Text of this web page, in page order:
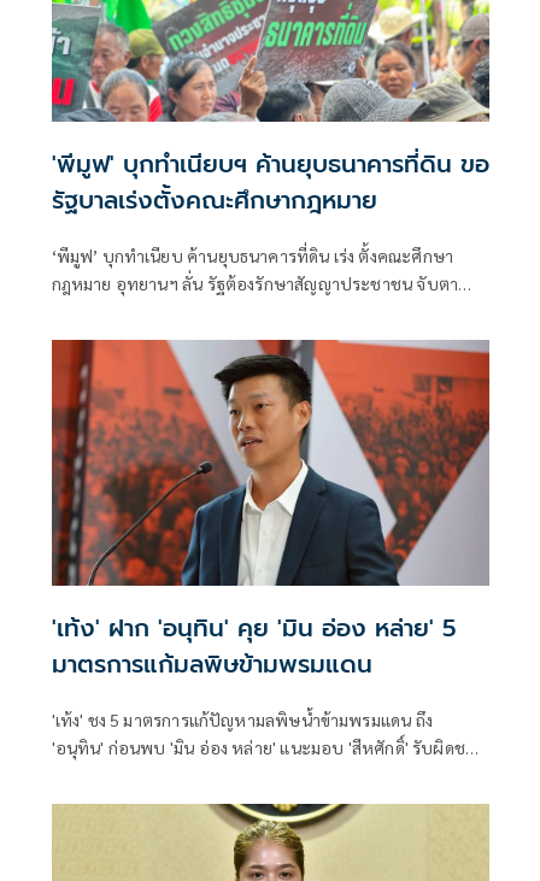
'พีมูฟ' บุกทำเนียบฯ ค้านยุบธนาคารที่ดิน ขอ
รัฐบาลเร่งตั้งคณะศึกษากฎหมาย
‘พีมูฟ’ บุกทำเนียบ ค้านยุบธนาคารที่ดิน เร่ง ตั้งคณะศึกษา
กฎหมาย อุทยานฯ ลั่น รัฐต้องรักษาสัญญาประชาชน จับตา
'เท้ง' ฝาก 'อนุทิน' คุย 'มิน อ่อง หล่าย' 5
มาตรการแก้มลพิษข้ามพรมแดน
'เท้ง' ชง 5 มาตรการแก้ปัญหามลพิษน้ำข้ามพรมแดน ถึง
'อนุทิน' ก่อนพบ 'มิน อ่อง หล่าย' แนะมอบ 'สีหศักดิ์' รับผิดชอบ